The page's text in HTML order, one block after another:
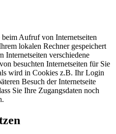
Aufruf von Internetseiten
lokalen Rechner gespeichert
Internetseiten verschiedene
besuchten Internetseiten für Sie
wird in Cookies z.B. Ihr Login
Besuch der Internetseite
Sie Ihre Zugangsdaten noch